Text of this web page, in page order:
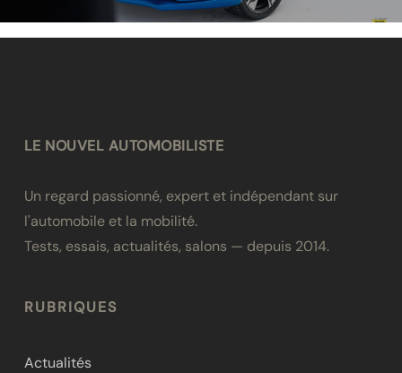
LE NOUVEL AUTOMOBILISTE
Un regard passionné, expert et indépendant sur
l'automobile et la mobilité.
Tests, essais, actualités, salons — depuis 2014.
RUBRIQUES
Actualités